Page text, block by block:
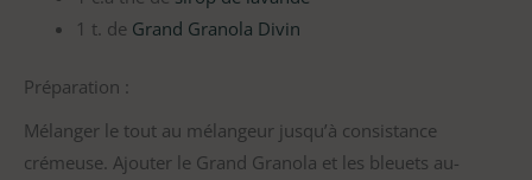
1 t. de Grand Granola Divin
Préparation :
Mélanger le tout au mélangeur jusqu’à consistance
crémeuse. Ajouter le Grand Granola et les bleuets au-